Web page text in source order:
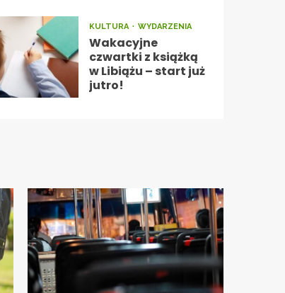
KULTURA WYDARZENIA
Wakacyjne
czwartki z książką
w Libiążu – start już
jutro!